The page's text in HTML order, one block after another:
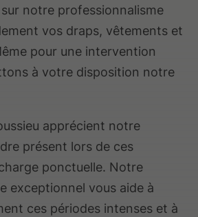
notre professionnalisme
vos draps, vêtements et
pour une intervention
à votre disposition notre
apprécient notre
présent lors de ces
ponctuelle. Notre
exceptionnel vous aide à
ces périodes intenses et à